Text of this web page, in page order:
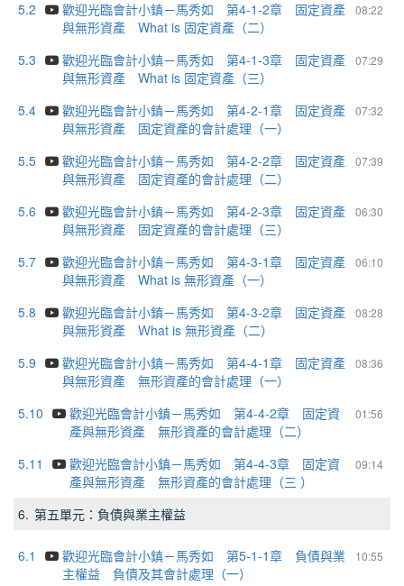
5.2
08:22
歡迎光臨會計小鎮－馬秀如 第4-1-2章 固定資產
與無形資產 What is 固定資產（二）
5.3
07:29
歡迎光臨會計小鎮－馬秀如 第4-1-3章 固定資產
與無形資產 What is 固定資產（三）
5.4
07:32
歡迎光臨會計小鎮－馬秀如 第4-2-1章 固定資產
與無形資產 固定資產的會計處理（一）
5.5
07:39
歡迎光臨會計小鎮－馬秀如 第4-2-2章 固定資產
與無形資產 固定資產的會計處理（二）
5.6
06:30
歡迎光臨會計小鎮－馬秀如 第4-2-3章 固定資產
與無形資產 固定資產的會計處理（三）
5.7
06:10
歡迎光臨會計小鎮－馬秀如 第4-3-1章 固定資產
與無形資產 What is 無形資產（一）
5.8
08:28
歡迎光臨會計小鎮－馬秀如 第4-3-2章 固定資產
與無形資產 Ｗhat is 無形資產（二）
5.9
08:36
歡迎光臨會計小鎮－馬秀如 第4-4-1章 固定資產
與無形資產 無形資產的會計處理（一）
5.10
01:56
歡迎光臨會計小鎮－馬秀如 第4-4-2章 固定資
產與無形資產 無形資產的會計處理（二）
5.11
09:14
歡迎光臨會計小鎮－馬秀如 第4-4-3章 固定資
產與無形資產 無形資產的會計處理（三 ）
6. 第五單元：負債與業主權益
6.1 10:55
歡迎光臨會計小鎮－馬秀如 第5-1-1章 負債與業
主權益 負債及其會計處理（一）